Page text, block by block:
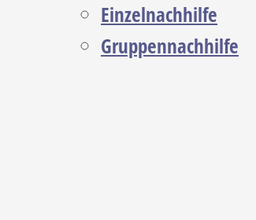
Einzelnachhilfe
Gruppennachhilfe